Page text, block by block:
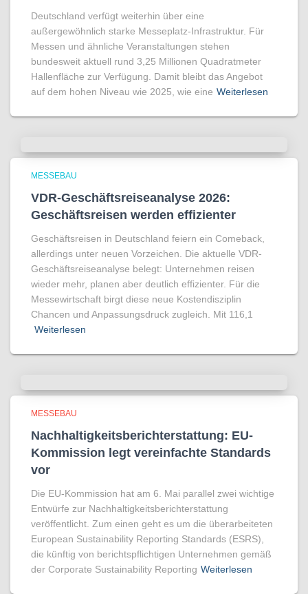
Deutschland verfügt weiterhin über eine
außergewöhnlich starke Messeplatz-Infrastruktur. Für
Messen und ähnliche Veranstaltungen stehen
bundesweit aktuell rund 3,25 Millionen Quadratmeter
Hallenfläche zur Verfügung. Damit bleibt das Angebot
auf dem hohen Niveau wie 2025, wie eine Weiterlesen
MESSEBAU
VDR-Geschäftsreiseanalyse 2026:
Geschäftsreisen werden effizienter
Geschäftsreisen in Deutschland feiern ein Comeback,
allerdings unter neuen Vorzeichen. Die aktuelle VDR-
Geschäftsreiseanalyse belegt: Unternehmen reisen
wieder mehr, planen aber deutlich effizienter. Für die
Messewirtschaft birgt diese neue Kostendisziplin
Chancen und Anpassungsdruck zugleich. Mit 116,1
Weiterlesen
MESSEBAU
Nachhaltigkeitsberichterstattung: EU-
Kommission legt vereinfachte Standards
vor
Die EU-Kommission hat am 6. Mai parallel zwei wichtige
Entwürfe zur Nachhaltigkeitsberichterstattung
veröffentlicht. Zum einen geht es um die überarbeiteten
European Sustainability Reporting Standards (ESRS),
die künftig von berichtspflichtigen Unternehmen gemäß
der Corporate Sustainability Reporting Weiterlesen